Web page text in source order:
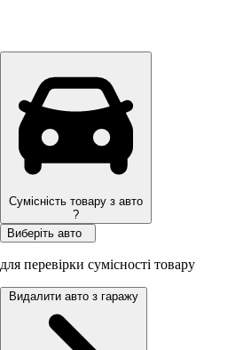
Сумісність товару з авто
?
Виберіть авто
для перевірки сумісності товару
Видалити авто з гаражу